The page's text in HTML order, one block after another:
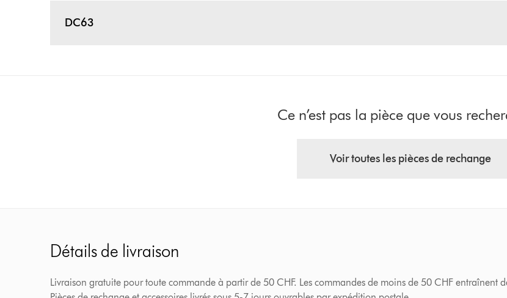
DC63
Ce n’est pas la pièce que vous
Voir toutes les pièces de rechange
Détails de livraison
Livraison gratuite pour toute commande à partir de 50 CHF. Les commandes de moins de 50 CHF entraînent